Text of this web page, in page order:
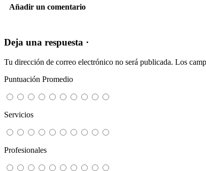
Añadir un comentario
Deja una respuesta ·
Tu dirección de correo electrónico no será publicada. Los
Puntuación Promedio
Servicios
Profesionales